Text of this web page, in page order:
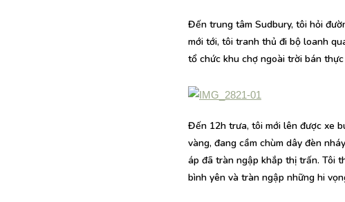
Đến trung tâm Sudbury, tôi hỏi
mới tới, tôi tranh thủ đi bộ loanh
tổ chức khu chợ ngoài trời bán
Đến 12h trưa, tôi mới lên được xe
vàng, đang cầm chùm dây đèn
áp đã tràn ngập khắp thị trấn. Tôi
bình yên và tràn ngập những hi